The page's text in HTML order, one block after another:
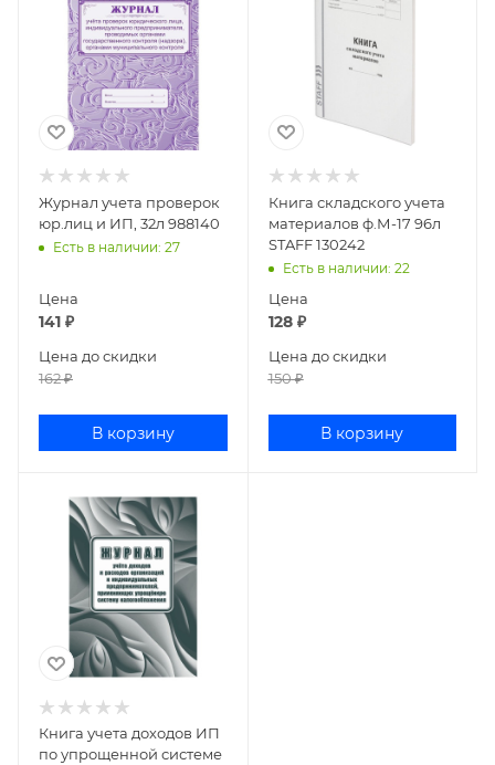
Журнал учета проверок
юр.лиц и ИП, 32л 988140
Есть в наличии: 27
Цена
141 ₽
Цена до скидки
162₽
В корзину
Книга складского учета
материалов ф.М-17 96л
STAFF 130242
Есть в наличии: 22
Цена
128₽
Цена до скидки
150₽
В корзину
Книга учета доходов ИП
по упрощенной системе